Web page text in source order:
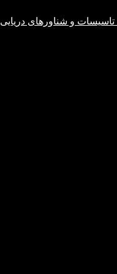
و شناورهای دریایی